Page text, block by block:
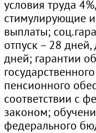
условия труда
стимулирующие
выплаты;
отпуск – 28
дней; гарантии
пенсионного
соответствии с
законом;
федерального